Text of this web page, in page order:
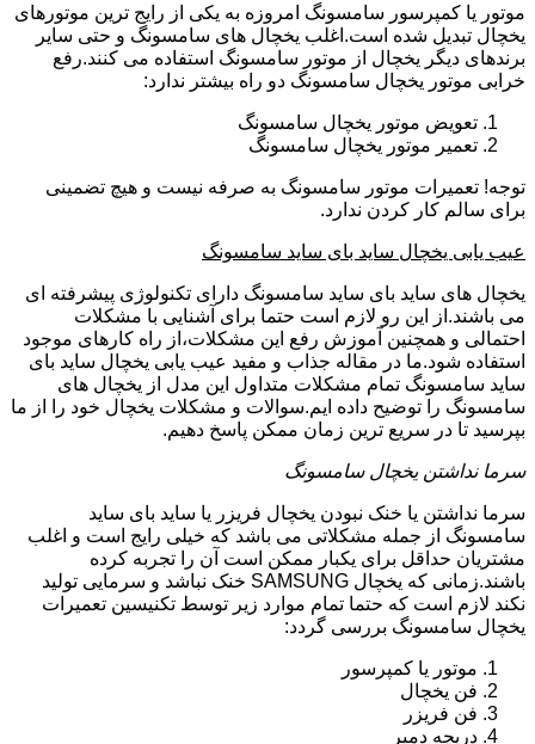
موتور یا کمپرسور سامسونگ امروزه به یکی از رایج ترین موتورهای
یخچال تبدیل شده است.اغلب یخچال های سامسونگ و حتی سایر
برندهای دیگر یخچال از موتور سامسونگ استفاده می کنند.رفع
خرابی موتور یخچال سامسونگ دو راه بیشتر ندارد:
تعویض موتور یخچال سامسونگ
تعمیر موتور یخچال سامسونگ
توجه! تعمیرات موتور سامسونگ به صرفه نیست و هیچ تضمینی
برای سالم کار کردن ندارد.
عیب یابی یخچال ساید بای ساید سامسونگ
یخچال های ساید بای ساید سامسونگ دارای تکنولوژی پیشرفته ای
می باشند.از این رو لازم است حتما برای آشنایی با مشکلات
احتمالی و همچنین آموزش رفع این مشکلات،از راه کارهای موجود
استفاده شود.ما در مقاله جذاب و مفید عیب یابی یخچال ساید بای
ساید سامسونگ تمام مشکلات متداول این مدل از یخچال های
سامسونگ را توضیح داده ایم.سوالات و مشکلات یخچال خود را از ما
بپرسید تا در سریع ترین زمان ممکن پاسخ دهیم.
سرما نداشتن یخچال سامسونگ
سرما نداشتن یا خنک نبودن یخچال فریزر یا ساید بای ساید
سامسونگ از جمله مشکلاتی می باشد که خیلی رایج است و اغلب
مشتریان حداقل برای یکبار ممکن است آن را تجربه کرده
باشند.زمانی که یخچال SAMSUNG خنک نباشد و سرمایی تولید
نکند لازم است که حتما تمام موارد زیر توسط تکنیسین تعمیرات
یخچال سامسونگ بررسی گردد:
موتور یا کمپرسور
فن یخچال
فن فریزر
دریچه دمپر